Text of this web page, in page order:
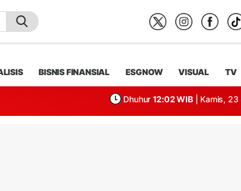
BISNIS FINANSIAL ESGNOW VISUAL TV
Dhuhur 12:02 WIB | Kamis,